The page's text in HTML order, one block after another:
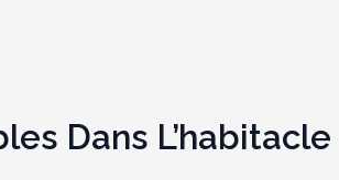
Dans L’habitacle